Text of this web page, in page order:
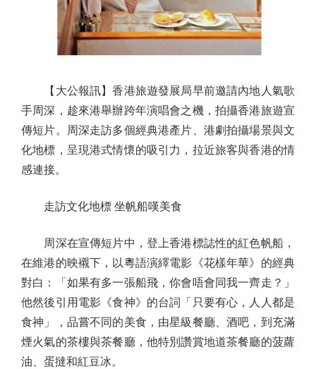
【大公報訊】香港旅遊發展局早前邀請內地人氣歌
手周深，趁來港舉辦跨年演唱會之機，拍攝香港旅遊宣
傳短片。周深走訪多個經典港產片、港劇拍攝場景與文
化地標，呈現港式情懷的吸引力，拉近旅客與香港的情
感連接。
走訪文化地標 坐帆船嘆美食
周深在宣傳短片中，登上香港標誌性的紅色帆船，
在維港的映襯下，以粵語演繹電影《花樣年華》的經典
對白：「如果有多一張船飛，你會唔會同我一齊走？」
他然後引用電影《食神》的台詞「只要有心，人人都是
食神」，品嘗不同的美食，由星級餐廳、酒吧，到充滿
煙火氣的茶樓與茶餐廳，他特別讚賞地道茶餐廳的菠蘿
油、蛋撻和紅豆冰。